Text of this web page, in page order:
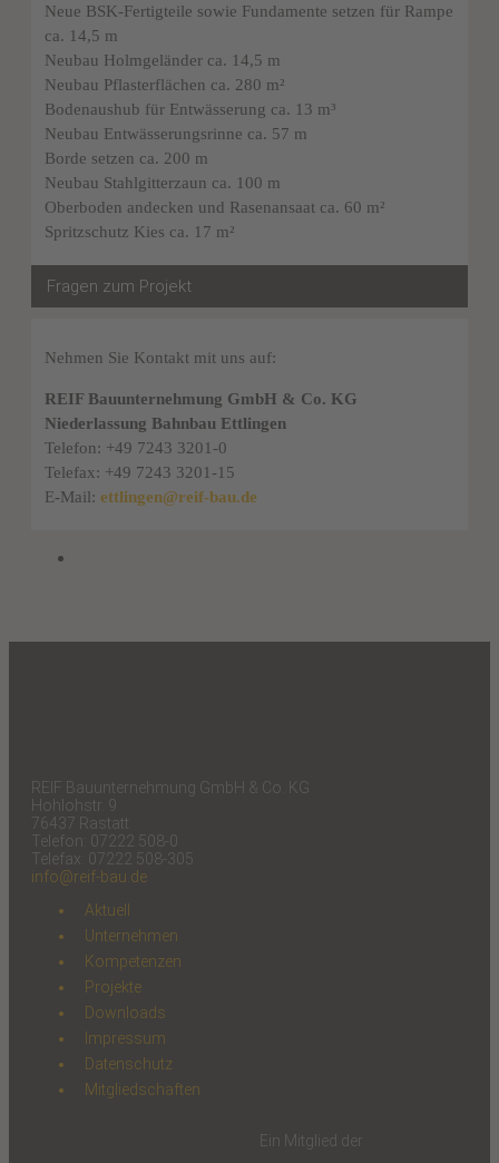
Neue BSK-Fertigteile sowie Fundamente setzen für Rampe
ca. 14,5 m
Neubau Holmgeländer ca. 14,5 m
Neubau Pflasterflächen ca. 280 m²
Bodenaushub für Entwässerung ca. 13 m³
Neubau Entwässerungsrinne ca. 57 m
Borde setzen ca. 200 m
Neubau Stahlgitterzaun ca. 100 m
Oberboden andecken und Rasenansaat ca. 60 m²
Spritzschutz Kies ca. 17 m²
Fragen zum Projekt
Nehmen Sie Kontakt mit uns auf:
REIF Bauunternehmung GmbH & Co. KG
Niederlassung Bahnbau Ettlingen
Telefon: +49 7243 3201-0
Telefax: +49 7243 3201-15
E-Mail: ettlingen@reif-bau.de
REIF Bauunternehmung GmbH & Co. KG
Hohlohstr. 9
76437 Rastatt
Telefon: 07222 508-0
Telefax: 07222 508-305
info@reif-bau.de
Aktuell
Unternehmen
Kompetenzen
Projekte
Downloads
Impressum
Datenschutz
Mitgliedschaften
Ein Mitglied der